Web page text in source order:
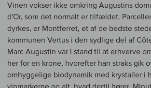
Vinen vokser ikke omkring Augustins
d'Or, som det normalt er tilfældet.
dyrkes, er Montferret, et af de bedste
kommunen Vertus i den sydlige del af
Marc Augustin var i stand til at erhverve
her for en krone, hvorefter han straks gik
omhyggelige biodynamik med krystaller i
vinmarkerne og alt, hvad dertil hører.